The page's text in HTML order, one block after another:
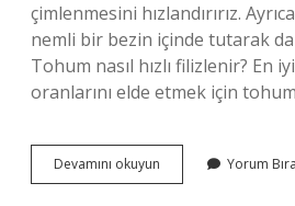
çimlenmesini hızlandırırız.
nemli bir bezin içinde tutarak
Tohum nasıl hızlı filizlenir? En
oranlarını elde etmek için
Devamını okuyun
Hızlı
Yorum